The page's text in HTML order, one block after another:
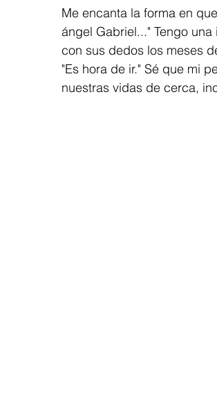
Me encanta la forma en
ángel Gabriel..." Tengo
con sus dedos los meses
"Es hora de ir." Sé que mi
nuestras vidas de cerca,